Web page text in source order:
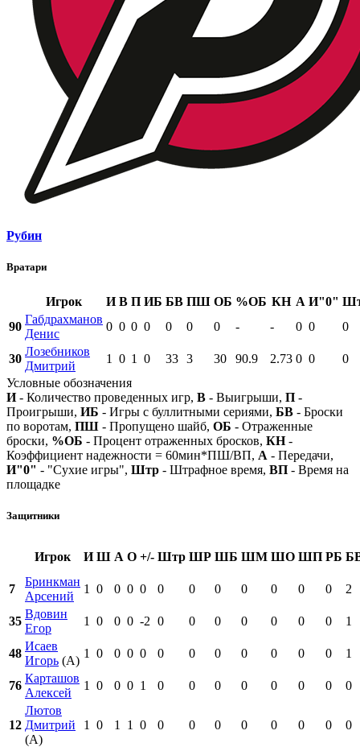
Рубин
Вратари
Игрок И В П ИБ БВ ПШ ОБ %ОБ КН А И"0"
90
Габдрахманов
Денис
0 0 0 0 0 0 0 - - 0 0 0
30
Лозебников
Дмитрий
1 0 1 0 33 3 30 90.9 2.73 0 0
0
Условные обозначения
И- Количество проведенных игр, В - Выигрыши, П -
Проигрыши, ИБ - Игры с буллитными сериями, БВ - Броски
по воротам, ПШ - Пропущено шайб, ОБ - Отраженные
броски, %ОБ - Процент отраженных бросков, КН-
Коэффициент надежности = 60мин*ПШ/ВП, А - Передачи,
И"0" - "Сухие игры", Штр - Штрафное время, ВП - Время на
площадке
Защитники
Игрок И Ш А О +/- Штр ШР ШБ ШМ ШО ШП РБ
7
Бринкман
Арсений
1 0 0 0 0 0 0 0 0 0 0 0 2
35
Вдовин
Егор
1 0 0 0 -2 0 0 0 0 0 0 0 1
48
Исаев
Игорь (А)
1 0 0 0 0 0 0 0 0 0 0 0 1
76
Карташов
Алексей
1 0 0 0 1 0 0 0 0 0 0 0 0
12
Лютов
Дмитрий
(А)
1 0 1 1 0 0 0 0 0 0 0 0 0